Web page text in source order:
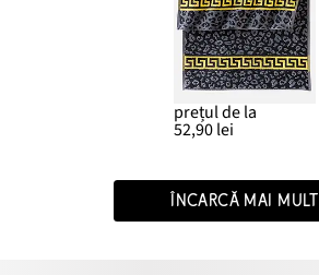
prețul de la
52,90 lei
ÎNCARCĂ MAI MULT